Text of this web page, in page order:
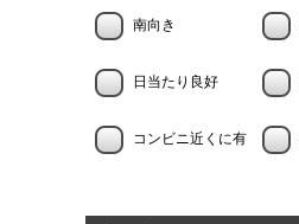
南向き
日当たり良好
コンビニ近くに有